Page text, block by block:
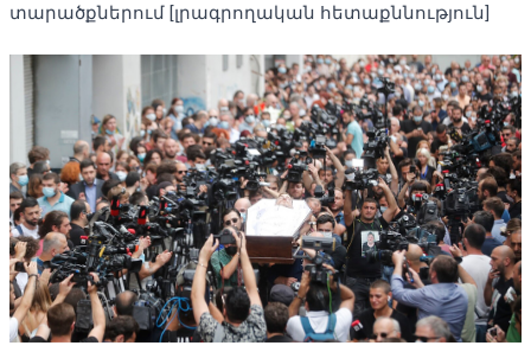
տարածքներում [լրագրողական հետաքննություն]